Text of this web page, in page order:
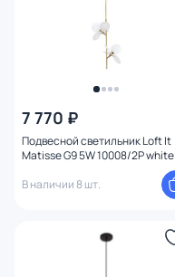
7 770 ₽
Подвесной светильник Loft It
Matisse G9 5W 10008/2P white
В наличии 8 шт.